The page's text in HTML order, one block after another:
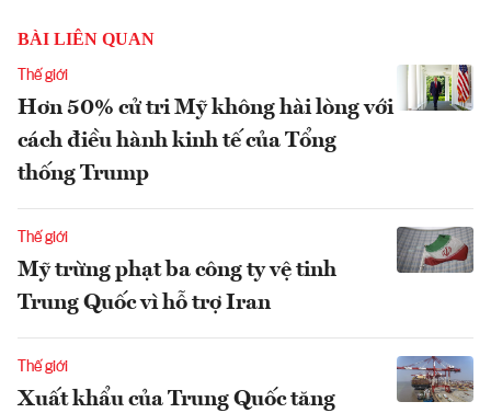
BÀI LIÊN QUAN
Thế giới
Hơn 50% cử tri Mỹ không hài lòng với
cách điều hành kinh tế của Tổng
thống Trump
Thế giới
Mỹ trừng phạt ba công ty vệ tinh
Trung Quốc vì hỗ trợ Iran
Thế giới
Xuất khẩu của Trung Quốc tăng